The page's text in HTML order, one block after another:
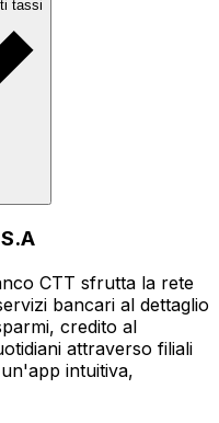
tassi
CTT sfrutta la rete
bancari al dettaglio
credito al
attraverso filiali
intuitiva,